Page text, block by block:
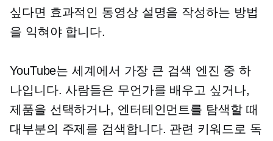
싶다면 효과적인 동영상 설명을 작성하는 방법
을 익혀야 합니다.
YouTube는 세계에서 가장 큰 검색 엔진 중 하
나입니다. 사람들은 무언가를 배우고 싶거나,
제품을 선택하거나, 엔터테인먼트를 탐색할 때
대부분의 주제를 검색합니다. 관련 키워드로 독